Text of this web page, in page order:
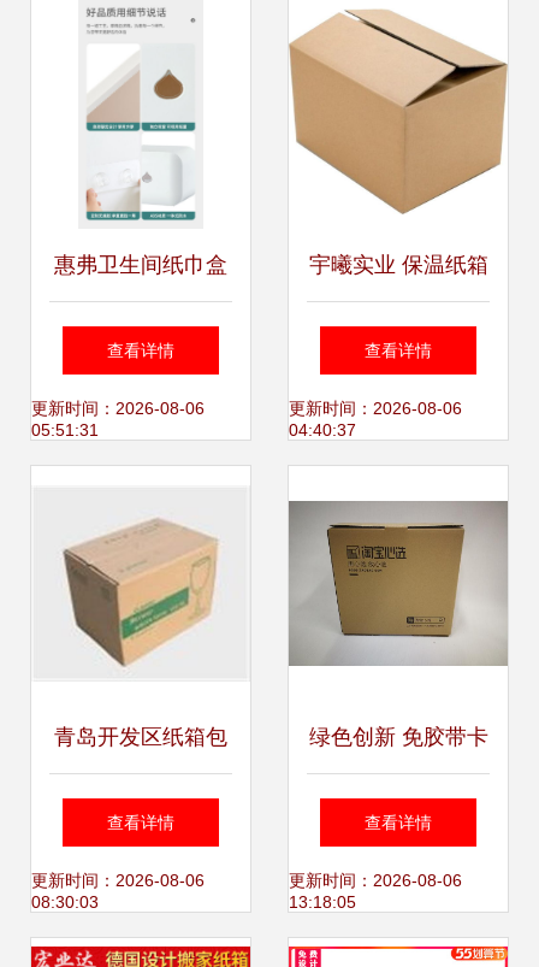
惠弗卫生间纸巾盒
免打孔设计让收纳
更简洁、生活更高
查看详情
更新时间：2026-08-06
05:51:31
宇曦实业 保温纸箱
引领绿色包装新潮
流，开启免胶带时
查看详情
更新时间：2026-08-06
04:40:37
青岛开发区纸箱包
装与胶带选材指南
优化仓储物流的包
装方案
查看详情
更新时间：2026-08-06
08:30:03
绿色创新 免胶带卡
扣防盗纸箱的革命
性设计
查看详情
更新时间：2026-08-06
13:18:05